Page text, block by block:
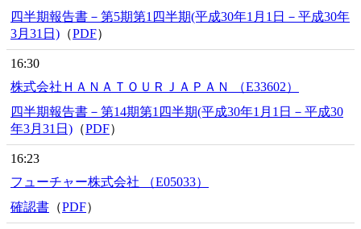
四半期報告書－第5期第1四半期(平成30年1月1日－平成30年
3月31日) （PDF）
16:30
株式会社ＨＡＮＡＴＯＵＲＪＡＰＡＮ （E33602）
四半期報告書－第14期第1四半期(平成30年1月1日－平成30
年3月31日) （PDF）
16:23
フューチャー株式会社 （E05033）
確認書 （PDF）